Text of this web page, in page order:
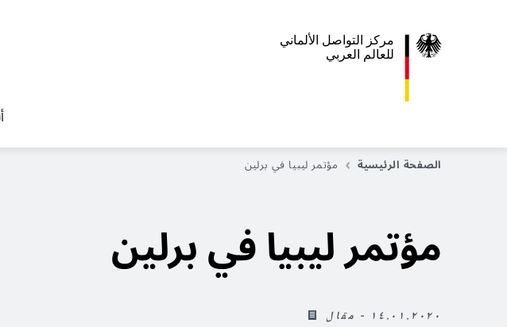
مركز التواصل الألماني
للعالم العربي
الصفحة الرئيسية مؤتمر ليبيا في برلين
مؤتمر ليبيا في برلين
١٤.٠١.٢٠٢٠ - مقال